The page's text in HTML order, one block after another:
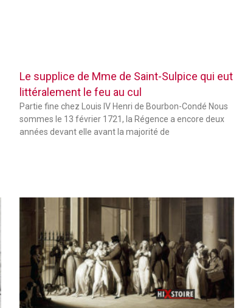
Le supplice de Mme de Saint-Sulpice qui eut
littéralement le feu au cul
Partie fine chez Louis IV Henri de Bourbon-Condé Nous
sommes le 13 février 1721, la Régence a encore deux
années devant elle avant la majorité de